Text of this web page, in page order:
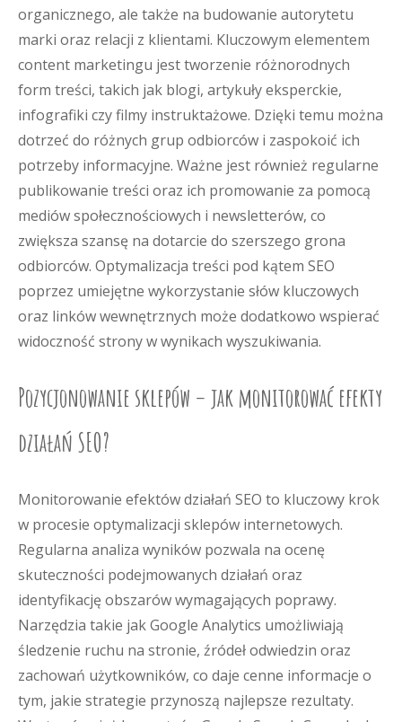
organicznego, ale także na budowanie autorytetu
marki oraz relacji z klientami. Kluczowym elementem
content marketingu jest tworzenie różnorodnych
form treści, takich jak blogi, artykuły eksperckie,
infografiki czy filmy instruktażowe. Dzięki temu można
dotrzeć do różnych grup odbiorców i zaspokoić ich
potrzeby informacyjne. Ważne jest również regularne
publikowanie treści oraz ich promowanie za pomocą
mediów społecznościowych i newsletterów, co
zwiększa szansę na dotarcie do szerszego grona
odbiorców. Optymalizacja treści pod kątem SEO
poprzez umiejętne wykorzystanie słów kluczowych
oraz linków wewnętrznych może dodatkowo wspierać
widoczność strony w wynikach wyszukiwania.
Pozycjonowanie sklepów – jak monitorować efekty
działań SEO?
Monitorowanie efektów działań SEO to kluczowy krok
w procesie optymalizacji sklepów internetowych.
Regularna analiza wyników pozwala na ocenę
skuteczności podejmowanych działań oraz
identyfikację obszarów wymagających poprawy.
Narzędzia takie jak Google Analytics umożliwiają
śledzenie ruchu na stronie, źródeł odwiedzin oraz
zachowań użytkowników, co daje cenne informacje o
tym, jakie strategie przynoszą najlepsze rezultaty.